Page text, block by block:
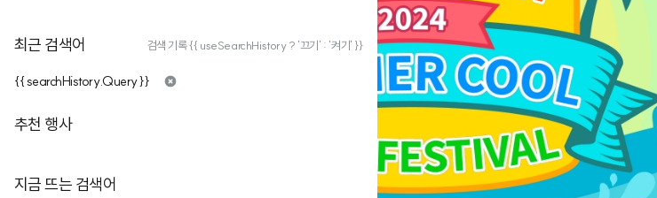
최근 검색어 검색 기록 {{ useSearchHistory ? '끄기' : '켜기' }}
{{ searchHistory.Query }}
추천 행사
지금 뜨는 검색어